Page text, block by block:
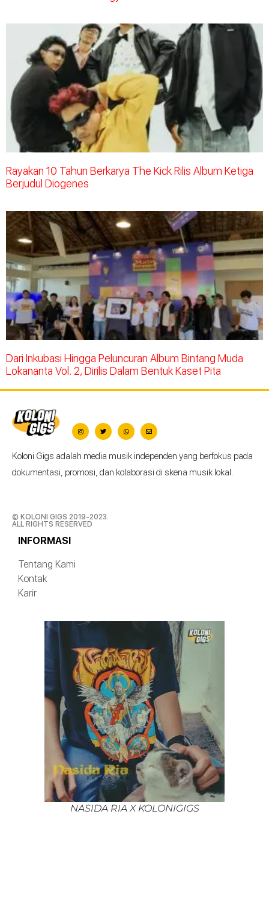
Rayakan 10 Tahun Berkarya The Kick Rilis Album Ketiga
Berjudul Diogenes
Dari Inkubasi Hingga Peluncuran Album Bintang Muda
Lokananta Vol. 2, Dirilis Dalam Bentuk Kaset Pita
Koloni Gigs adalah media musik independen yang berfokus pada
dokumentasi, promosi, dan kolaborasi di skena musik lokal.
© KOLONI GIGS 2019-2023.
ALL RIGHTS RESERVED
INFORMASI
Tentang Kami
Kontak
Karir
NASIDA RIA X KOLONIGIGS